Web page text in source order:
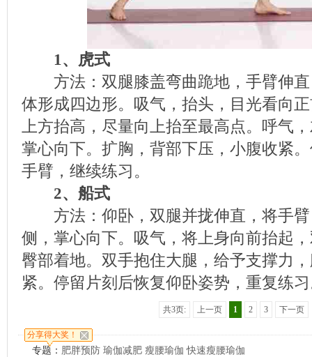
1、虎式
方法：双腿膝盖弯曲跪地，手臂伸直
体形成四边形。吸气，抬头，目光看向
上方抬高，尽量向上抬至最高点。呼气
掌心向下。扩胸，背部下压，小腹收紧
手臂，继续练习。
2、船式
方法：仰卧，双腿并拢伸直，将手臂
侧，掌心向下。吸气，将上身向前抬起
臀部着地。双手抱住大腿，给予支撑力
紧。停留片刻后恢复仰卧姿势，重复练
共3页: 上一页 1 2 3 下一页
分享得大奖！
专题： 肥胖预防 瑜伽减肥 瘦腰瑜伽 快速瘦腰瑜伽